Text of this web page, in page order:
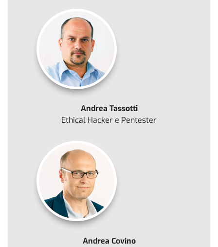
Andrea Tassotti
Ethical Hacker e Pentester
Andrea Covino